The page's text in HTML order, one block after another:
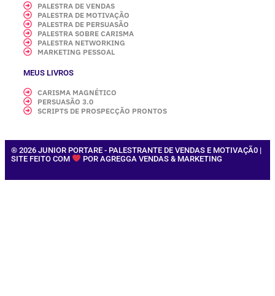
PALESTRA DE VENDAS
PALESTRA DE MOTIVAÇÃO
PALESTRA DE PERSUASÃO
PALESTRA SOBRE CARISMA
PALESTRA NETWORKING
MARKETING PESSOAL
MEUS LIVROS
CARISMA MAGNÉTICO
PERSUASÃO 3.0
SCRIPTS DE PROSPECÇÃO PRONTOS
® 2026 JUNIOR PORTARE - PALESTRANTE DE VENDAS E MOTIVAÇÃ0 |
SITE FEITO COM
POR AGREGGA VENDAS & MARKETING